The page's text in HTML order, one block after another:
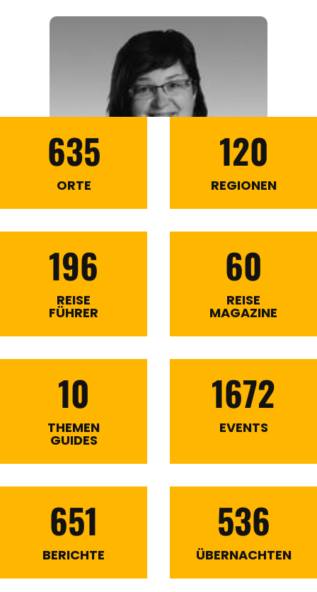
635
ORTE
120
REGIONEN
196
REISE
FÜHRER
60
REISE
MAGAZINE
10
THEMEN
GUIDES
1672
EVENTS
651
BERICHTE
536
ÜBERNACHTEN